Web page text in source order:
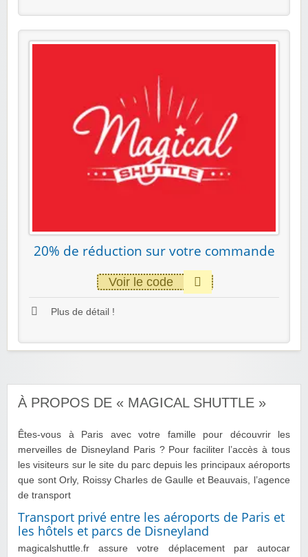
20% de réduction sur votre commande
Voir le code
Plus de détail !
À PROPOS DE « MAGICAL SHUTTLE »
Êtes-vous à Paris avec votre famille pour découvrir les
merveilles de Disneyland Paris ? Pour faciliter l’accès à tous
les visiteurs sur le site du parc depuis les principaux aéroports
que sont Orly, Roissy Charles de Gaulle et Beauvais, l’agence
de transport
Transport privé entre les aéroports de Paris et
les hôtels et parcs de Disneyland
magicalshuttle.fr assure votre déplacement par autocar